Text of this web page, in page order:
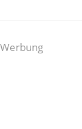
Werbung